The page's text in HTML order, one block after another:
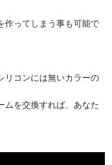
作ってしまう事も可能で
リコンには無いカラーの
ムを交換すれば、あなた